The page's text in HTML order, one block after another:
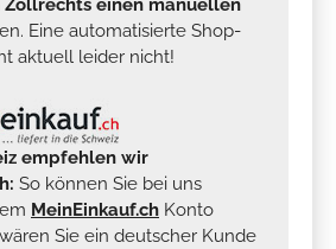
einen manuellen
Eine automatisierte Shop-
aktuell leider nicht!
empfehlen wir
So können Sie bei uns
MeinEinkauf.ch Konto
Sie ein deutscher Kunde